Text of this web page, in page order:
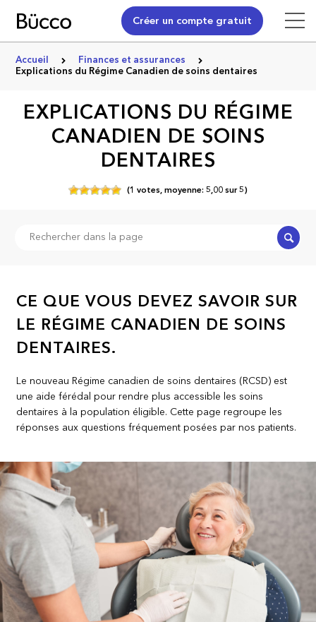
Créer un compte gratuit
Accueil
Finances et assurances
Explications du Régime Canadien de soins dentaires
EXPLICATIONS DU RÉGIME
CANADIEN DE SOINS
DENTAIRES
(1 votes, moyenne: 5,00 sur5)
CE QUE VOUS DEVEZ SAVOIR SUR
LE RÉGIME CANADIEN DE SOINS
DENTAIRES.
Le nouveau Régime canadien de soins dentaires (RCSD) est
une aide férédal pour rendre plus accessible les soins
dentaires à la population éligible. Cette page regroupe les
réponses aux questions fréquement posées par nos patients.